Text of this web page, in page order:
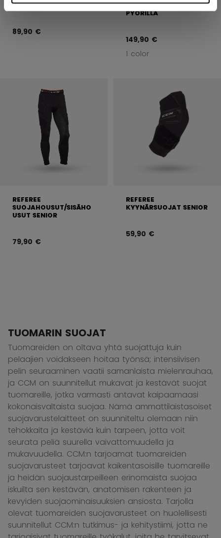
SENIOR
89,90 €
VARUSTEKASSI
PYÖRILLÄ
149,90 €
1 color
REFEREE
SUOJAHOUSUT/SISÄHO
USUT SENIOR
79,90 €
REFEREE
KYYNÄRSUOJAT SENIOR
59,90 €
TUOMARIN SUOJAT
Tuomareiden on oltava yhtä suojattuja kuin
pelaajien voidakseen hoitaa työnsä; intensiivisen
pelin seuraaminen vaatii samanlaista mielenrauhaa,
ja CCM on suunnitellut mukavat ja kestävät suojat
tuomareille, jotka varmasti antavat kaipaamaasi
kokonaisvaltaista suojaa. Nämä ammattilaistasoiset
suojavarustelaitteet on suunniteltu olemaan niin
tehokkaita ja kestäviä kuin tarpeen, jotta voit
seurata peliä suurella vaivattomuudella ja
mukavuudella. CCM:n tarjoamat tuomareiden
suojavarusteet tarjoavat kaikentasoisille tuomareille
ja heidän suojaustarpeilleen erinomaista suojaa
iskuilta sen kestävän, anatomisen rakenteen ja
kevyiden suojaominaisuuksien ansiosta. Tarjolla
olevat tuomareiden suojavarusteet on huolellisesti
suunnitellut CCM:n tutkimus- ja kehitystiimi, jotta ne